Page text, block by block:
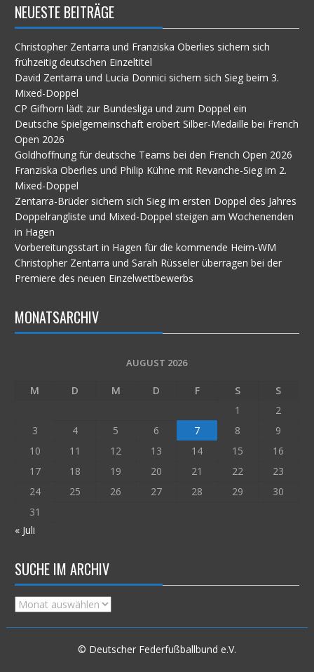
NEUESTE BEITRÄGE
Christopher Zentarra und Franziska Oberlies sichern sich
frühzeitig deutschen Einzeltitel
David Zentarra und Lucia Donnici sichern sich Sieg beim 3.
Mixed-Doppel
CP Gifhorn lädt zur Bundesliga und zum Doppel ein
Deutsche Spielgemeinschaft erobert Silber-Medaille bei French
Open 2026
Goldhoffnung für deutsche Teams bei den French Open 2026
Franziska Oberlies und Philip Kühne mit Revanche-Sieg im 2.
Mixed-Doppel
Zentarra-Brüder sichern sich Sieg im ersten Doppel des Jahres
Doppelrangliste und Mixed-Doppel steigen am Wochenenden
in Hagen
Vorbereitungsstart in Hagen für die kommende Heim-WM
Christopher Zentarra und Sarah Rüsseler überragen bei der
Premiere des neuen Einzelwettbewerbs
MONATSARCHIV
AUGUST 2026
M D M D F S
S
1
2
3
4 5 6 7 8
9
10
11 12 13 14 15
16
17
18 19 20 21 22
23
24
25 26 27 28 29
30
31
« Juli
SUCHE IM ARCHIV
Suche
© Deutscher Federfußballbund e.V.